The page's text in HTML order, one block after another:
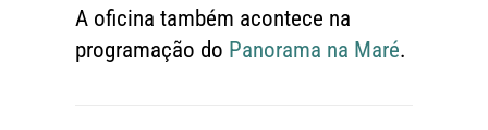
A oficina também acontece na
programação do Panorama na Maré.